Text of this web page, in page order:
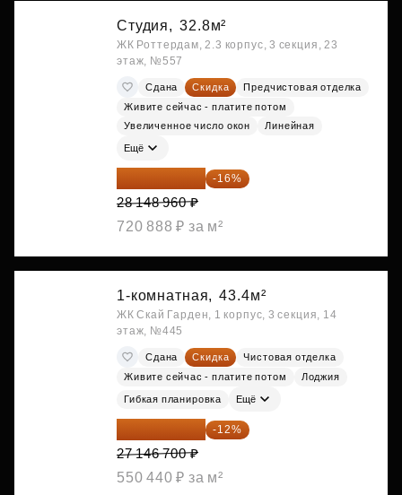
Студия, 32.8м²
ЖК Роттердам, 2.3 корпус, 3 секция, 23
этаж, №557
Сдана Скидка
Предчистовая отделка
Живите сейчас - платите потом
Увеличенное число окон
Линейная
Ещё
23 645 126 ₽ -16%
28 148 960 ₽
720 888 ₽ за м²
1-комнатная, 43.4м²
ЖК Скай Гарден, 1 корпус, 3 секция, 14
этаж, №445
Сдана Скидка
Чистовая отделка
Живите сейчас - платите потом
Лоджия
Гибкая планировка Ещё
23 889 096 ₽ -12%
27 146 700 ₽
550 440 ₽ за м²